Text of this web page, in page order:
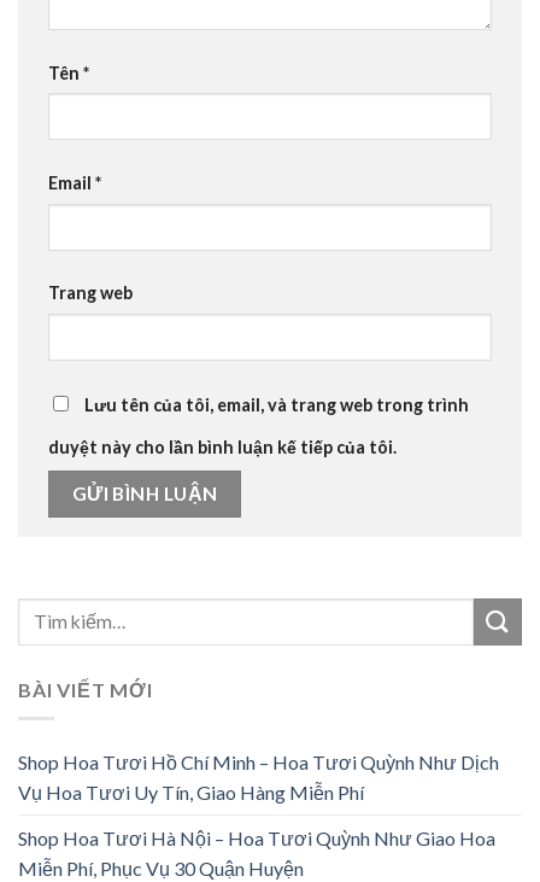
Tên *
Email *
Trang web
Lưu tên của tôi, email, và trang web trong trình
duyệt này cho lần bình luận kế tiếp của tôi.
BÀI VIẾT MỚI
Shop Hoa Tươi Hồ Chí Minh – Hoa Tươi Quỳnh Như Dịch
Vụ Hoa Tươi Uy Tín, Giao Hàng Miễn Phí
Shop Hoa Tươi Hà Nội – Hoa Tươi Quỳnh Như Giao Hoa
Miễn Phí, Phục Vụ 30 Quận Huyện